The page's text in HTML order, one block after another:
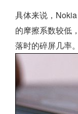
具体来说，
的摩擦系数较低
落时的碎屏几率。